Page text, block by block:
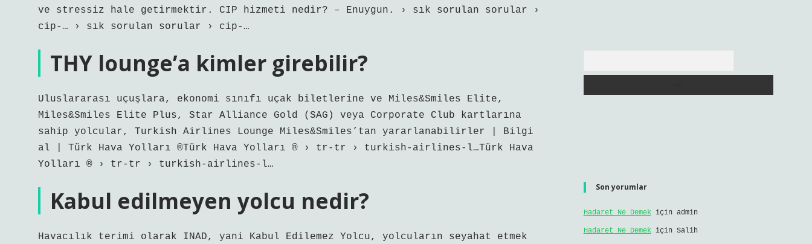
ve stressiz hale getirmektir. CIP hizmeti nedir? – Enuygun. › sık sorulan sorular ›
cip-… › sık sorulan sorular › cip-…
THY lounge’a kimler girebilir?
Uluslararası uçuşlara, ekonomi sınıfı uçak biletlerine ve Miles&Smiles Elite,
Miles&Smiles Elite Plus, Star Alliance Gold (SAG) veya Corporate Club kartlarına
sahip yolcular, Turkish Airlines Lounge Miles&Smiles’tan yararlanabilirler | Bilgi
al | Türk Hava Yolları ®Türk Hava Yolları ®️ › tr-tr › turkish-airlines-l…Türk Hava
Yolları ®️ › tr-tr › turkish-airlines-l…
Kabul edilmeyen yolcu nedir?
Havacılık terimi olarak INAD, yani Kabul Edilemez Yolcu, yolcuların seyahat etmek
Son yorumlar
Hadaret Ne Demekiçin admin
Hadaret Ne Demekiçin Salih